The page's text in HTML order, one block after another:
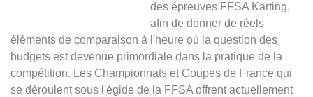
des épreuves FFSA Karting,
afin de donner de réels
éléments de comparaison à l'heure où la question des
budgets est devenue primordiale dans la pratique de la
compétition. Les Championnats et Coupes de France qui
se déroulent sous l'égide de la FFSA offrent actuellement